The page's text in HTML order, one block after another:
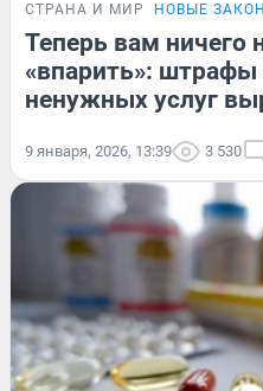
СТРАНА И МИР НОВЫЕ
Теперь вам ничего
«впарить»: штрафы
ненужных услуг
9 января, 2026, 13:39 3 530